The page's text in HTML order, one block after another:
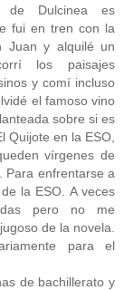
de Dulcinea es
fui en tren con la
Juan y alquilé un
los paisajes
y comí incluso
el famoso vino
sobre si es
Quijote en la ESO,
vírgenes de
Para enfrentarse a
la ESO. A veces
pero no me
de la novela.
para el
de bachillerato y